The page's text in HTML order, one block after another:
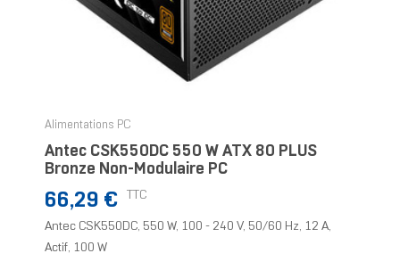
Alimentations PC
Antec CSK550DC 550 W ATX 80 PLUS
Bronze Non-Modulaire PC
Prix
66,29 € TTC
Antec CSK550DC, 550 W, 100 - 240 V, 50/60 Hz, 12 A,
Actif, 100 W